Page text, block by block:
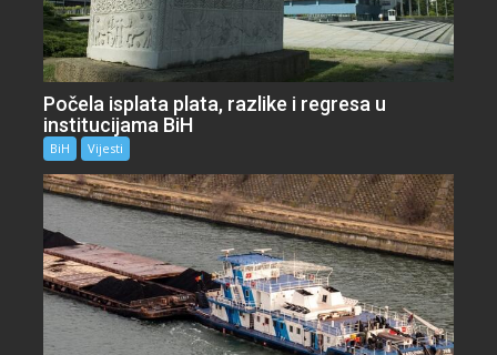
Počela isplata plata, razlike i regresa u
institucijama BiH
BiH Vijesti